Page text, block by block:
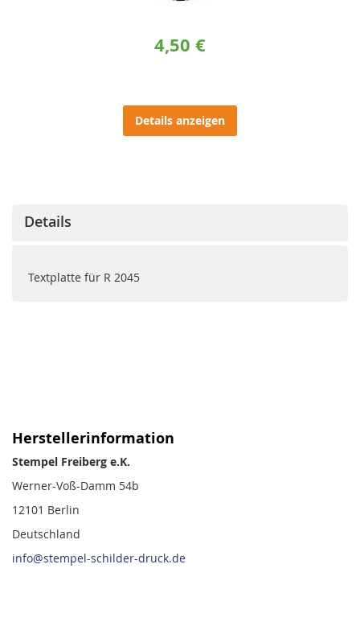
4,50 €
Details anzeigen
Details
Textplatte für R 2045
Herstellerinformation
Stempel Freiberg e.K.
Werner-Voß-Damm 54b
12101 Berlin
Deutschland
info@stempel-schilder-druck.de